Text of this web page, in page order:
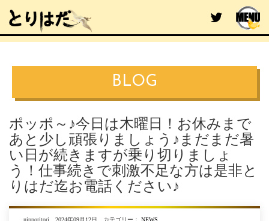
BLOG
ポッポ～♪今日は木曜日！お休みまで
あと少し頑張りましょう♪まだまだ暑
い日が続きますが乗り切りましょ
う！仕事続きで刺激不足な方は是非と
りはだ迄お電話ください♪
nipporitori 2024年09月12日 カテゴリー： NEWS